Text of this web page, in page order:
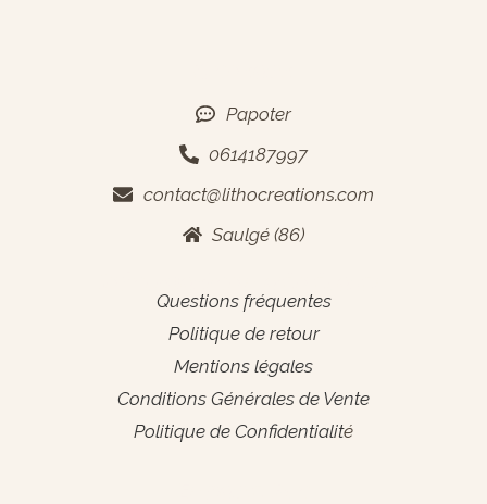
Papoter
0614187997
contact@lithocreations.com
Saulgé (86)
Questions fréquentes
Politique de retour
Mentions légales
Conditions Générales de Vente
Politique de Confidentialité